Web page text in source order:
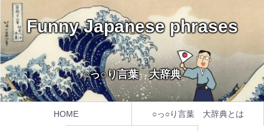
Funny Japanese phrases
○っ○り言葉 大辞典
HOME ○っ○り言葉 大辞典とは